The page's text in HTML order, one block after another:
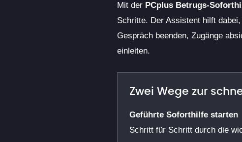
Mit der PCplus Betrugs-
Schritte. Der Assistent hilft
Gespräch beenden, Zugänge
einleiten.
Zwei Wege zur
Geführte Soforthilfe starten
Schritt für Schritt durch die